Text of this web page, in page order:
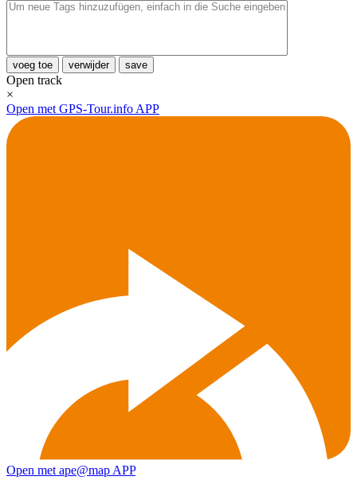
voeg toe verwijder save
Open track
×
Open met GPS-Tour.info APP
Open met ape@map APP